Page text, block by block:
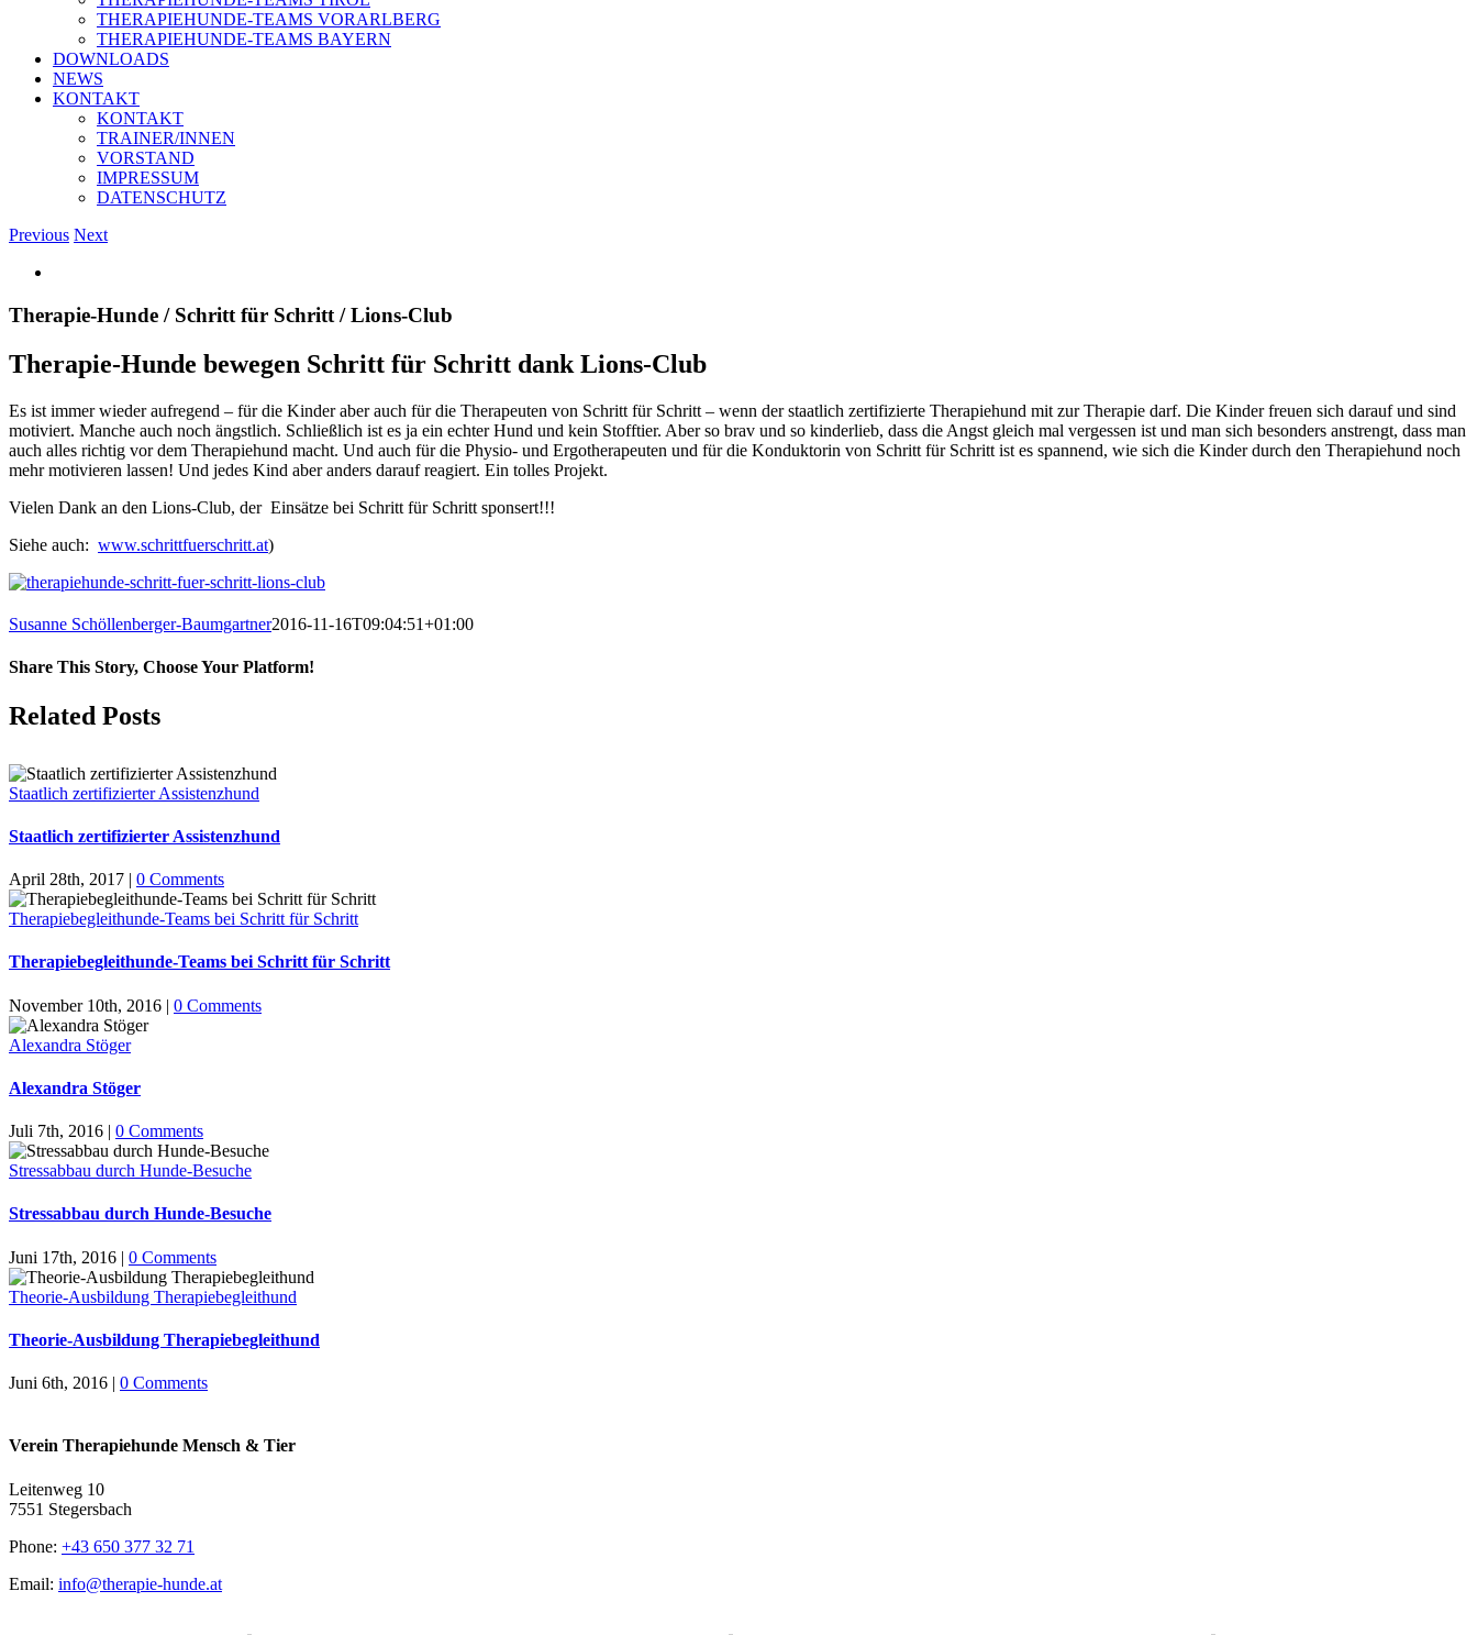
THERAPIEHUNDE-TEAMS VORARLBERG
THERAPIEHUNDE-TEAMS BAYERN
DOWNLOADS
NEWS
KONTAKT
KONTAKT
TRAINER/INNEN
VORSTAND
IMPRESSUM
DATENSCHUTZ
Previous Next
Image
Therapie-Hunde / Schritt für Schritt / Lions-Club
Therapie-Hunde bewegen Schritt für Schritt dank Lions-Club
Es ist immer wieder aufregend – für die Kinder aber auch für die Therapeuten von Schritt für Schritt – wenn der staatlich zertifizierte Therapiehund mit zur Therapie darf. Die Kinder freuen sich darauf und sind
motiviert. Manche auch noch ängstlich. Schließlich ist es ja ein echter Hund und kein Stofftier. Aber so brav und so kinderlieb, dass die Angst gleich mal vergessen ist und man sich besonders anstrengt, dass man
auch alles richtig vor dem Therapiehund macht. Und auch für die Physio- und Ergotherapeuten und für die Konduktorin von Schritt für Schritt ist es spannend, wie sich die Kinder durch den Therapiehund noch
mehr motivieren lassen! Und jedes Kind aber anders darauf reagiert. Ein tolles Projekt.
Vielen Dank an den Lions-Club, der Einsätze bei Schritt für Schritt sponsert!!!
Siehe auch: www.schrittfuerschritt.at)
Susanne Schöllenberger-Baumgartner2016-11-16T09:04:51+01:00
Share This Story, Choose Your Platform!
Facebook
X
LinkedIn
Tumblr
Pinterest
Related Posts
Staatlich zertifizierter Assistenzhund
Staatlich zertifizierter Assistenzhund
April 28th, 2017 | 0 Comments
Therapiebegleithunde-Teams bei Schritt für Schritt
Therapiebegleithunde-Teams bei Schritt für Schritt
November 10th, 2016 | 0 Comments
Alexandra Stöger
Alexandra Stöger
Juli 7th, 2016 | 0 Comments
Stressabbau durch Hunde-Besuche
Stressabbau durch Hunde-Besuche
Juni 17th, 2016 | 0 Comments
Theorie-Ausbildung Therapiebegleithund
Theorie-Ausbildung Therapiebegleithund
Juni 6th, 2016 | 0 Comments
Verein Therapiehunde Mensch & Tier
Leitenweg 10
7551 Stegersbach
Phone: +43 650 377 32 71
Email: info@therapie-hunde.at